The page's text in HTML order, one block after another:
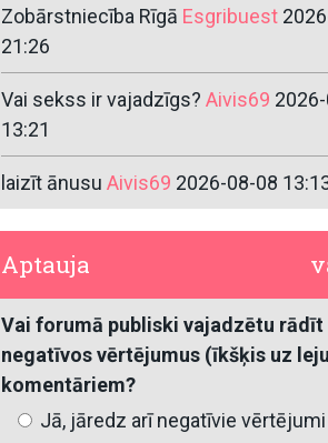
Zobārstniecība Rīgā Esgribuest
21:26
Vai sekss ir vajadzīgs?Aivis69
13:21
laizīt ānusu Aivis69 2026-08-08
Aptauja
Vai forumā publiski vajadzētu rādīt
negatīvos vērtējumus (īkšķis uz
komentāriem?
Jā, jāredz arī negatīvie vērtējumi